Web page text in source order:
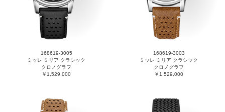
168619-3005
ミッレ ミリア クラシック
クロノグラフ
￥1,529,000
168619-3003
ミッレ ミリア クラシック
クロノグラフ
￥1,529,000